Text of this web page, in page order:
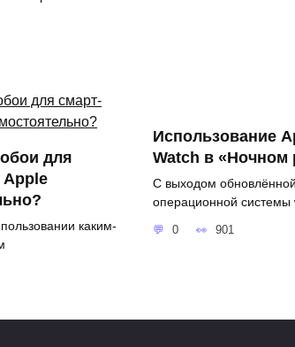
для
Apple
каким-
Использование
Watch в «Ночном
С выходом обновлённой
операционной системы
0 901